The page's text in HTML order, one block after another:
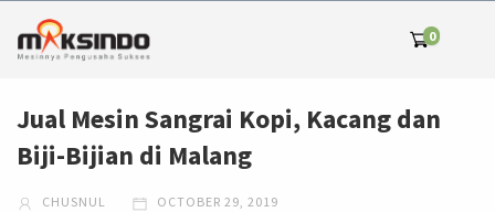
0
Jual Mesin Sangrai Kopi, Kacang dan
Biji-Bijian di Malang
CHUSNUL OCTOBER 29, 2019